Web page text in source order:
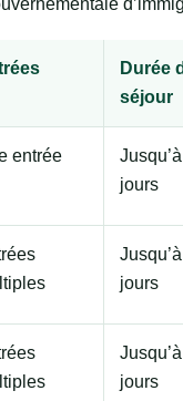
Durée
séjour
entrée
jours
jours
jours